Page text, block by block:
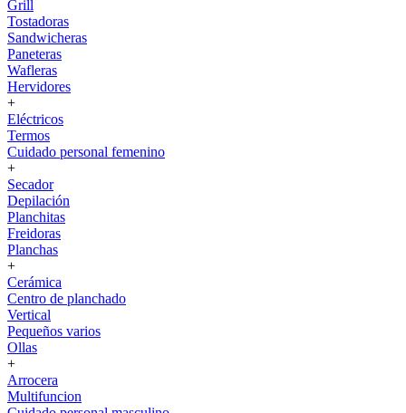
Grill
Tostadoras
Sandwicheras
Paneteras
Wafleras
Hervidores
+
Eléctricos
Termos
Cuidado personal femenino
+
Secador
Depilación
Planchitas
Freidoras
Planchas
+
Cerámica
Centro de planchado
Vertical
Pequeños varios
Ollas
+
Arrocera
Multifuncion